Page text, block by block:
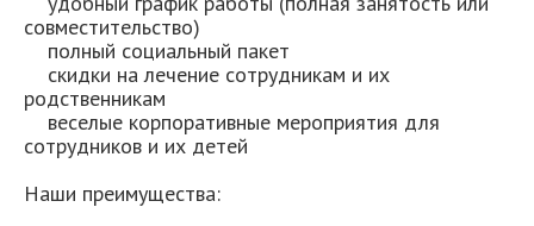
совместительство)
полный социальный пакет
скидки на лечение сотрудникам и их
родственникам
веселые корпоративные мероприятия для
сотрудников и их детей
Наши преимущества: